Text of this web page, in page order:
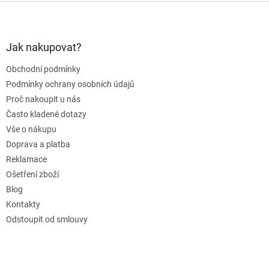
Jak nakupovat?
Obchodní podmínky
Podmínky ochrany osobních údajů
Proč nakoupit u nás
Často kladené dotazy
Vše o nákupu
Doprava a platba
Reklamace
Ošetření zboží
Blog
Kontakty
Odstoupit od smlouvy